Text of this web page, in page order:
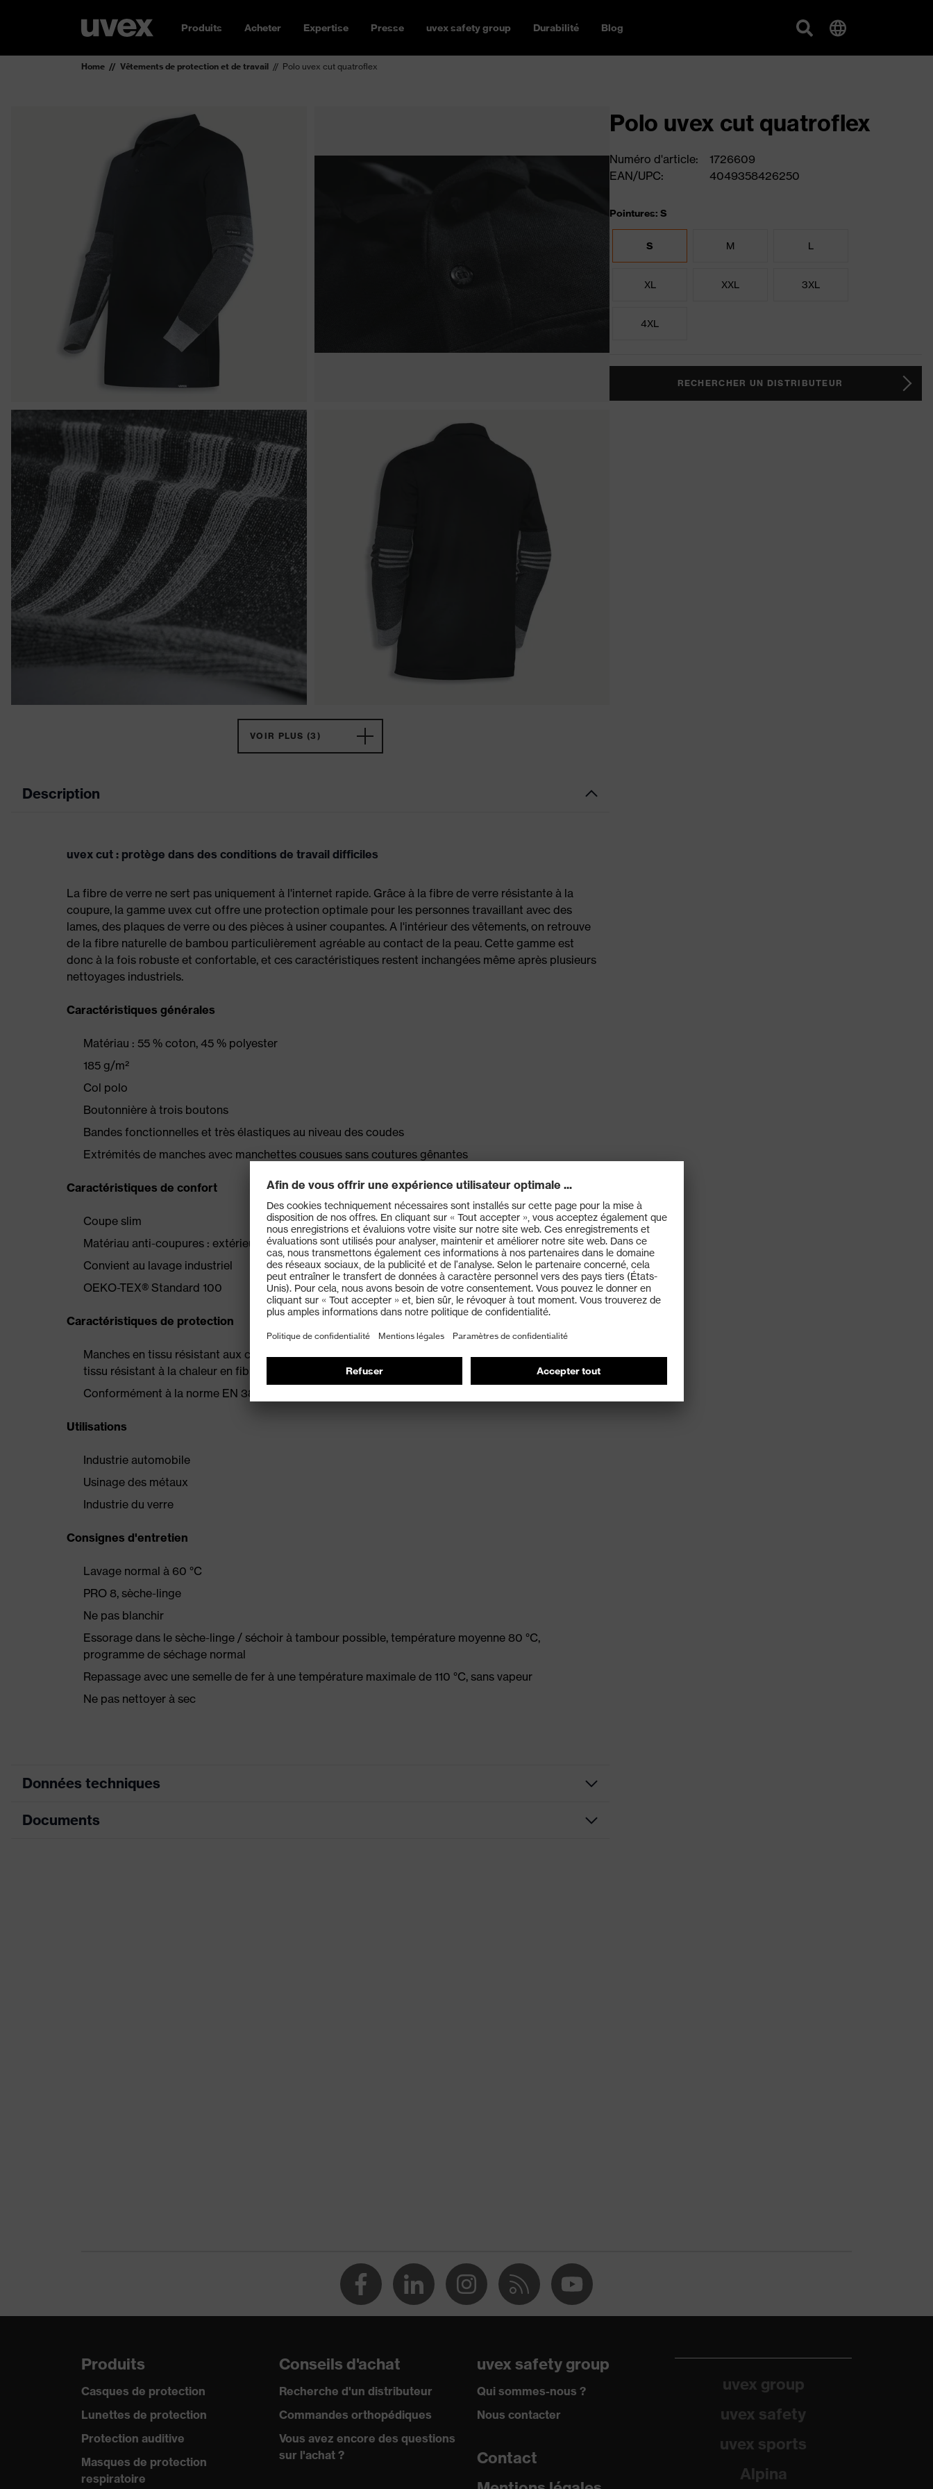
Produits Acheter Expertise Presse uvex safety group Durabilité Blog
Home Vêtements de protection et de travail Polo uvex cut quatroflex
VOIR PLUS (3)
Description
uvex cut : protège dans des conditions de travail difficiles
La fibre de verre ne sert pas uniquement à l'internet rapide. Grâce à la fibre de verre résistante à la
coupure, la gamme uvex cut offre une protection optimale pour les personnes travaillant avec des
lames, des plaques de verre ou des pièces à usiner coupantes. A l'intérieur des vêtements, on retrouve
de la fibre naturelle de bambou particulièrement agréable au contact de la peau. Cette gamme est
donc à la fois robuste et confortable, et ces caractéristiques restent inchangées même après plusieurs
nettoyages industriels.
Caractéristiques générales
Matériau : 55 % coton, 45 % polyester
185 g/m²
Col polo
Boutonnière à trois boutons
Bandes fonctionnelles et très élastiques au niveau des coudes
Extrémités de manches avec manchettes cousues sans coutures gênantes
Caractéristiques de confort
Coupe slim
Matériau anti-coupures : extérieur extrêmement résistant, intérieur agréablement frais
Convient au lavage industriel
OEKO-TEX® Standard 100
Caractéristiques de protection
Manches en tissu résistant aux coupures au niveau de protection le plus élevé et associées à un
tissu résistant à la chaleur en fibre fonctionnelle respirante
Conformément à la norme EN 388:2003, classe de protection contre les coupures 5
Utilisations
Industrie automobile
Usinage des métaux
Industrie du verre
Consignes d'entretien
Lavage normal à 60 °C
PRO 8, sèche-linge
Ne pas blanchir
Essorage dans le sèche-linge / séchoir à tambour possible, température moyenne 80 °C,
programme de séchage normal
Repassage avec une semelle de fer à une température maximale de 110 °C, sans vapeur
Ne pas nettoyer à sec
Données techniques
couleur de recherche (filtre)
Vêtements résistants aux coupures
Fermeture Bouton
Documents
Polo uvex cut quatroflex
Numéro d'article:
1726609
EAN/UPC:
4049358426250
Pointures: S
S M L
XL XXL 3XL
4XL
RECHERCHER UN DISTRIBUTEUR
Produits
Casques de protection
Lunettes de protection
Protection auditive
Masques de protection
respiratoire
Conseils d'achat
Recherche d'un distributeur
Commandes orthopédiques
Vous avez encore des questions
sur l'achat ?
uvex safety group
Qui sommes-nous ?
Nous contacter
Contact
uvex group
uvex safety
uvex sports
Alpina